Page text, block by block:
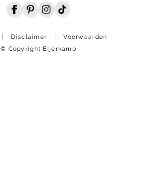
Disclaimer
Voorwaarden
© Copyright Eijerkamp